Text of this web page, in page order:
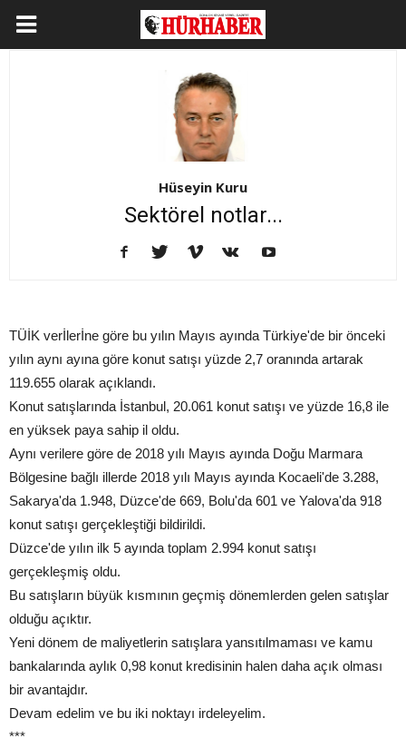
Hüseyin Kuru
Sektörel notlar...
TÜİK verİlerİne göre bu yılın Mayıs ayında Türkiye'de bir önceki
yılın aynı ayına göre konut satışı yüzde 2,7 oranında artarak
119.655 olarak açıklandı.
Konut satışlarında İstanbul, 20.061 konut satışı ve yüzde 16,8 ile
en yüksek paya sahip il oldu.
Aynı verilere göre de 2018 yılı Mayıs ayında Doğu Marmara
Bölgesine bağlı illerde 2018 yılı Mayıs ayında Kocaeli'de 3.288,
Sakarya'da 1.948, Düzce'de 669, Bolu'da 601 ve Yalova'da 918
konut satışı gerçekleştiği bildirildi.
Düzce'de yılın ilk 5 ayında toplam 2.994 konut satışı
gerçekleşmiş oldu.
Bu satışların büyük kısmının geçmiş dönemlerden gelen satışlar
olduğu açıktır.
Yeni dönem de maliyetlerin satışlara yansıtılmaması ve kamu
bankalarında aylık 0,98 konut kredisinin halen daha açık olması
bir avantajdır.
Devam edelim ve bu iki noktayı irdeleyelim.